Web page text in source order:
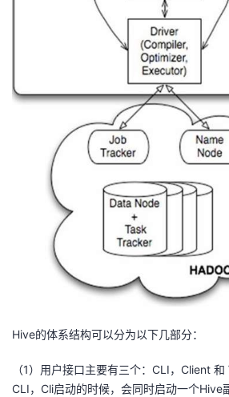
Hive的体系结构可以分为以下几部分：
（1）用户接口主要有三个：CLI，Client
CLI，Cli启动的时候，会同时启动一个Hive